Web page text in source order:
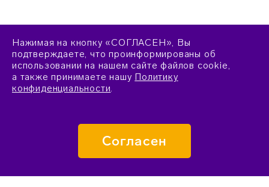
Нажимая на кнопку «СОГЛАСЕН», Вы
подтверждаете, что проинформированы об
использовании на нашем сайте файлов cookie,
а также принимаете нашу Политику
конфиденциальности.
Согласен